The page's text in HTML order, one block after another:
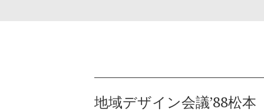
地域デザイン会議’88松本